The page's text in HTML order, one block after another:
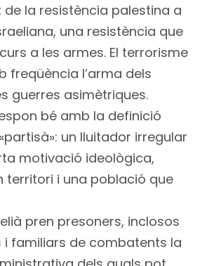
la resistència palestina a
una resistència que
a les armes. El terrorisme
freqüència l’arma dels
guerres asimètriques.
bé amb la definició
un lluitador irregular
motivació ideològica,
territori i una població que
pren presoners, inclosos
i familiars de combatents la